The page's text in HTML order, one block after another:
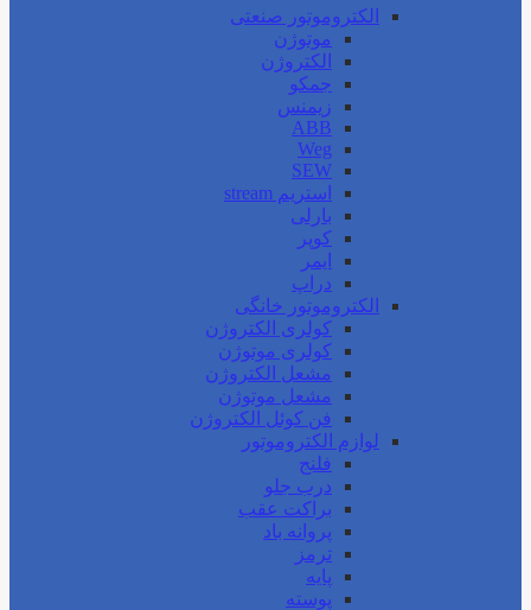
الکتروموتور صنعتی
موتوژن
الکتروژن
جمکو
زیمنس
ABB
Weg
SEW
استریم stream
بارلی
کوپر
ایمر
دراپ
الکتروموتور خانگی
کولری الکتروژن
کولری موتوژن
مشعل الکتروژن
مشعل موتوژن
فن کوئل الکتروژن
لوازم الکتروموتور
فلنج
درب جلو
براکت عقب
پروانه باد
ترمز
پایه
پوسته